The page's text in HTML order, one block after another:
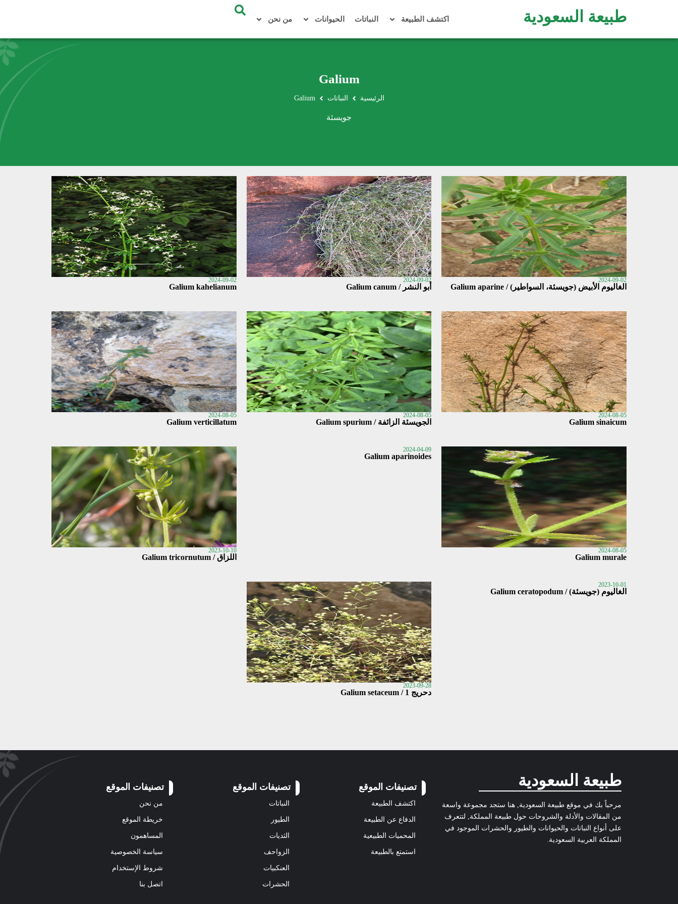
طبيعة السعودية اكتشف الطبيعة النباتات الحيوانات من نحن
Galium
الرئيسية النباتات Galium
جويسئة
2024-09-02
الغاليوم الأبيض (جويسئة، السواطير) / Galium aparine
2024-09-02
أبو النشر / Galium canum
2024-09-02
Galium kahelianum
2024-08-05
Galium sinaicum
2024-08-05
الجويسئة الزائفة / Galium spurium
2024-08-05
Galium verticillatum
2024-08-05
Galium murale
2024-04-09
Galium aparinoides
2023-10-10
اللزاق / Galium tricornutum
2023-10-01
الغاليوم (جويسئة) / Galium ceratopodum
2023-09-28
دحريج 1 / Galium setaceum
طبيعة السعودية
مرحباً بك في موقع طبيعة السعودية, هنا ستجد مجموعة واسعة
من المقالات والأدلة والشروحات حول طبيعة المملكة, لتتعرف
على أنواع النباتات والحيوانات والطيور والحشرات الموجود في
المملكة العربية السعودية.
تصنيفات الموقع
اكتشف الطبيعة
الدفاع عن الطبيعة
المحميات الطبيعية
استمتع بالطبيعة
تصنيفات الموقع
النباتات
الطيور
الثديات
الزواحف
العنكبيات
الحشرات
تصنيفات الموقع
من نحن
خريطة الموقع
المساهمون
سياسة الخصوصية
شروط الإستخدام
اتصل بنا